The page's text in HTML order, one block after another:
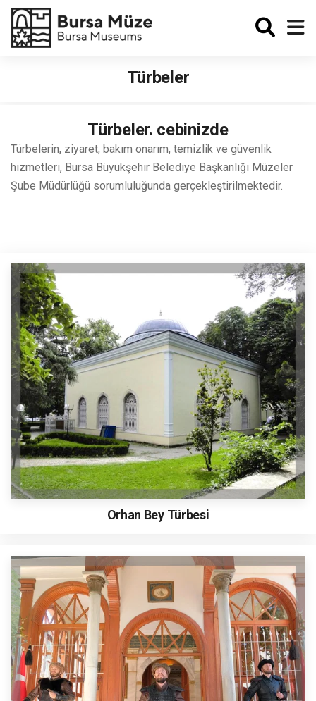
Enabled
Türbeler
Türbeler. cebinizde
Türbelerin, ziyaret, bakım onarım, temizlik ve güvenlik
hizmetleri, Bursa Büyükşehir Belediye Başkanlığı Müzeler
Şube Müdürlüğü sorumluluğunda gerçekleştirilmektedir.
Orhan Bey Türbesi